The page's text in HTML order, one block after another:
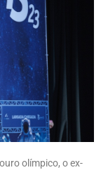
olímpico, o ex-